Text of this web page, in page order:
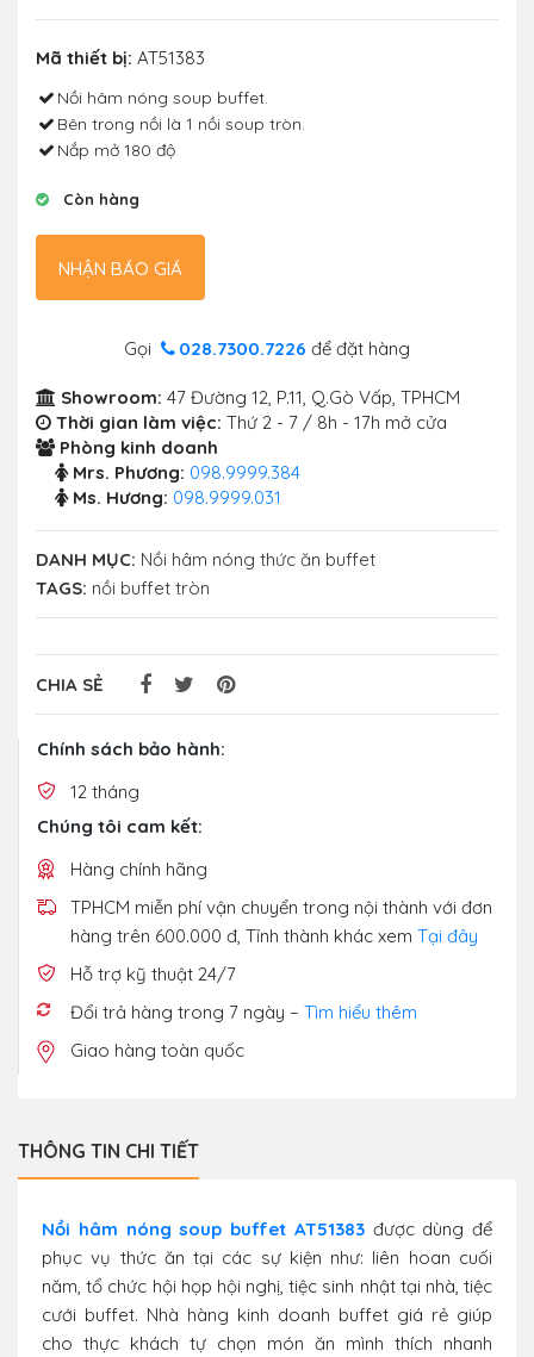
Mã thiết bị: AT51383
Nồi hâm nóng soup buffet.
Bên trong nồi là 1 nồi soup tròn.
Nắp mở 180 độ
Còn hàng
NHẬN BÁO GIÁ
Gọi 028.7300.7226 để đặt hàng
Showroom: 47 Đường 12, P.11, Q.Gò Vấp, TPHCM
Thời gian làm việc: Thứ 2 - 7 / 8h - 17h mở cửa
Phòng kinh doanh
Mrs. Phương: 098.9999.384
Ms. Hương: 098.9999.031
DANH MỤC: Nồi hâm nóng thức ăn buffet
TAGS: nồi buffet tròn
CHIA SẺ
Chính sách bảo hành:
12 tháng
Chúng tôi cam kết:
Hàng chính hãng
TPHCM miễn phí vận chuyển trong nội thành với đơn
hàng trên 600.000 đ, Tỉnh thành khác xem Tại đây
Hỗ trợ kỹ thuật 24/7
Đổi trả hàng trong 7 ngày – Tìm hiểu thêm
Giao hàng toàn quốc
THÔNG TIN CHI TIẾT
Nồi hâm nóng soup buffet AT51383được dùng để
phục vụ thức ăn tại các sự kiện như: liên hoan cuối
năm, tổ chức hội họp hội nghị, tiệc sinh nhật tại nhà, tiệc
cưới buffet. Nhà hàng kinh doanh buffet giá rẻ giúp
cho thực khách tự chọn món ăn mình thích nhanh